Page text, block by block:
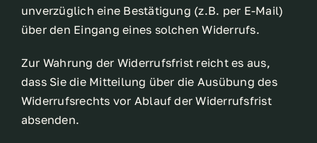
unverzüglich eine Bestätigung (z.B. per E-Mail)
über den Eingang eines solchen Widerrufs.
Zur Wahrung der Widerrufsfrist reicht es aus,
dass Sie die Mitteilung über die Ausübung des
Widerrufsrechts vor Ablauf der Widerrufsfrist
absenden.